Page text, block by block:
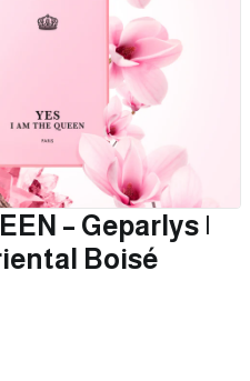
– Geparlys |
Boisé